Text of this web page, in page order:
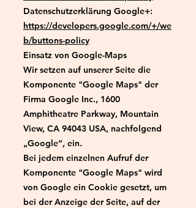
Datenschutzerklärung Google+:
https://developers.google.com/+/we
b/buttons-policy
Einsatz von Google-Maps
Wir setzen auf unserer Seite die
Komponente "Google Maps" der
Firma Google Inc., 1600
Amphitheatre Parkway, Mountain
View, CA 94043 USA, nachfolgend
„Google“, ein.
Bei jedem einzelnen Aufruf der
Komponente "Google Maps" wird
von Google ein Cookie gesetzt, um
bei der Anzeige der Seite, auf der